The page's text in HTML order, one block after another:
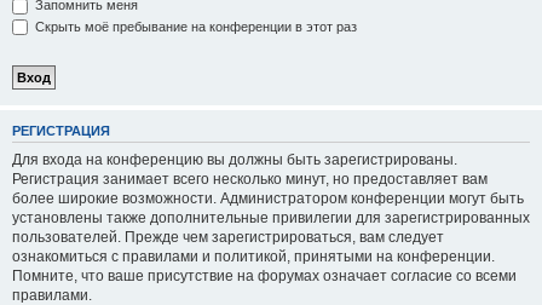
Запомнить меня
Скрыть моё пребывание на конференции в этот раз
РЕГИСТРАЦИЯ
Для входа на конференцию вы должны быть зарегистрированы.
Регистрация занимает всего несколько минут, но предоставляет вам
более широкие возможности. Администратором конференции могут быть
установлены также дополнительные привилегии для зарегистрированных
пользователей. Прежде чем зарегистрироваться, вам следует
ознакомиться с правилами и политикой, принятыми на конференции.
Помните, что ваше присутствие на форумах означает согласие со всеми
правилами.